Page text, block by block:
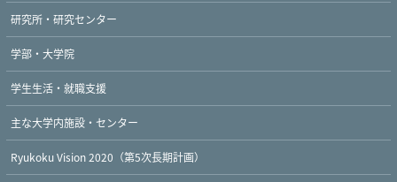
研究所・研究センター
学部・大学院
学生生活・就職支援
主な大学内施設・センター
Ryukoku Vision 2020（第5次長期計画）